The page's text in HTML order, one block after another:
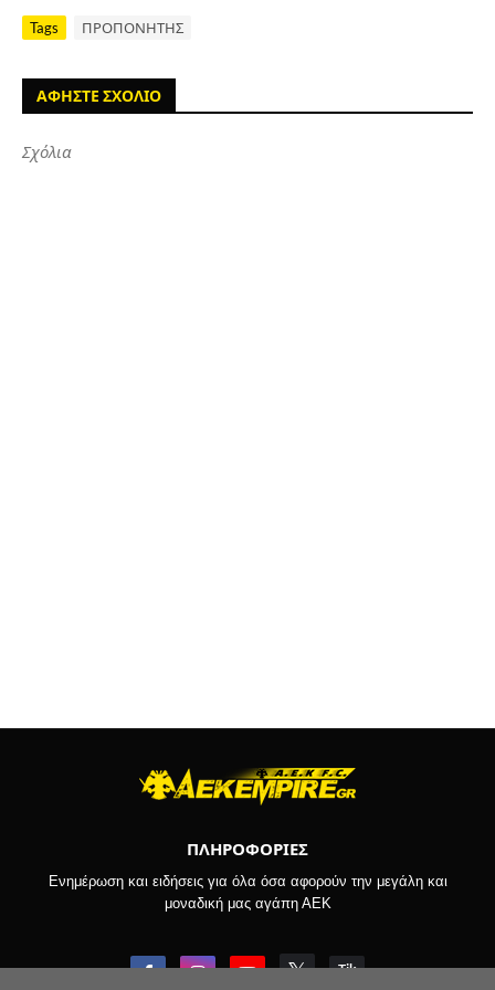
Tags ΠΡΟΠΟΝΗΤΗΣ
ΑΦΗΣΤΕ ΣΧΟΛΙΟ
Σχόλια
ΠΛΗΡΟΦΟΡΙΕΣ
Ενημέρωση και ειδήσεις για όλα όσα αφορούν την μεγάλη και
μοναδική μας αγάπη ΑΕΚ